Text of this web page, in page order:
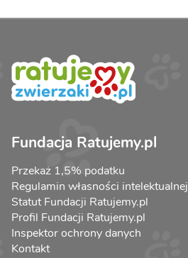
Fundacja Ratujemy.pl
Przekaż 1,5% podatku
Regulamin własności intelektualnej
Statut Fundacji Ratujemy.pl
Profil Fundacji Ratujemy.pl
Inspektor ochrony danych
Kontakt